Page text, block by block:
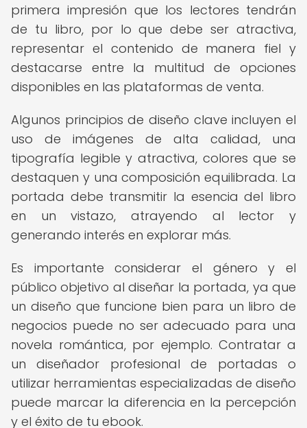
primera impresión que los lectores tendrán
de tu libro, por lo que debe ser atractiva,
representar el contenido de manera fiel y
destacarse entre la multitud de opciones
disponibles en las plataformas de venta.
Algunos principios de diseño clave incluyen el
uso de imágenes de alta calidad, una
tipografía legible y atractiva, colores que se
destaquen y una composición equilibrada. La
portada debe transmitir la esencia del libro
en un vistazo, atrayendo al lector y
generando interés en explorar más.
Es importante considerar el género y el
público objetivo al diseñar la portada, ya que
un diseño que funcione bien para un libro de
negocios puede no ser adecuado para una
novela romántica, por ejemplo. Contratar a
un diseñador profesional de portadas o
utilizar herramientas especializadas de diseño
puede marcar la diferencia en la percepción
y el éxito de tu ebook.